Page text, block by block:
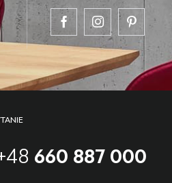
660 887 000